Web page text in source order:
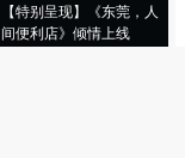
【特别呈现】《东莞，人
间便利店》倾情上线